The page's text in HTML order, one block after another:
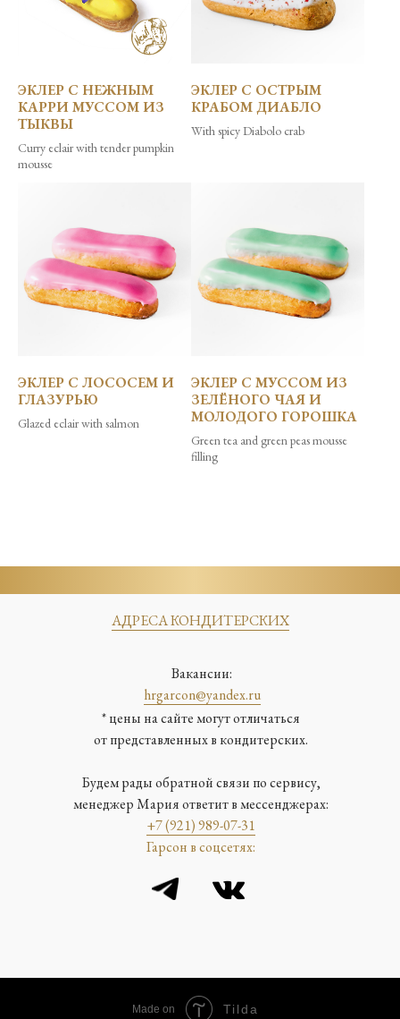
ЭКЛЕР С НЕЖНЫМ
КАРРИ МУССОМ ИЗ
ТЫКВЫ
Curry eclair with tender pumpkin
mousse
ЭКЛЕР С ОСТРЫМ
КРАБОМ ДИАБЛО
With spicy Diabolo crab
ЭКЛЕР С ЛОСОСЕМ И
ГЛАЗУРЬЮ
Glazed eclair with salmon
ЭКЛЕР С МУССОМ ИЗ
ЗЕЛЁНОГО ЧАЯ И
МОЛОДОГО ГОРОШКА
Green tea and green peas mousse
filling
Вакансии:
hrgarcon@yandex.ru
АДРЕСА КОНДИТЕРСКИХ
* цены на сайте могут отличаться
от представленных в кондитерских.
Будем рады обратной связи по сервису,
менеджер Мария ответит в мессенджерах:
+7 (921) 989-07-31
Гарсон в соцсетях:
Made on Tilda